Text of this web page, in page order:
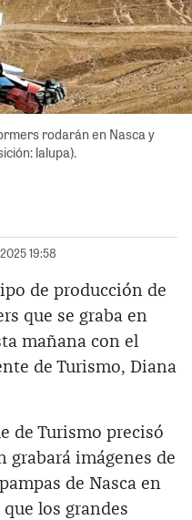
rodarán en Nasca y
lalupa).
19:58
de producción de
que se graba en
mañana con el
de Turismo, Diana
de Turismo precisó
grabará imágenes de
de Nasca en
los grandes